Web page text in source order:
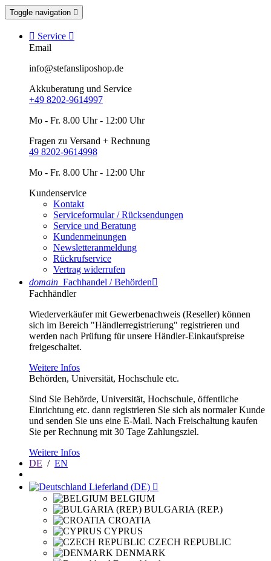
Toggle navigation 
 Service 
Email
info@stefansliposhop.de
Akkuberatung und Service
+49 8202-9614997
Mo - Fr. 8.00 Uhr - 12:00 Uhr
Fragen zu Versand + Rechnung
49 8202-9614998
Mo - Fr. 8.00 Uhr - 12:00 Uhr
Kundenservice
Kontakt
Serviceformular / Rücksendungen
Service und Beratung
Kundenmeinungen
Newsletteranmeldung
Rückrufservice
Vertrag widerrufen
domain Fachhandel / Behörden
Fachhändler
Wiederverkäufer mit Gewerbenachweis (Reseller) können
sich im Bereich "Händlerregistrierung" registrieren und
werden nach Prüfung für unsere Händler-Einkaufspreise
freigeschaltet.
Weitere Infos
Behörden, Universität, Hochschule etc.
Sind Sie Behörde, Universität, Hochschule, öffentliche
Einrichtung etc. dann registrieren Sie sich als normaler Kunde
und senden Sie uns eine E-Mail. Nach Freischaltung kaufen
Sie per Rechnung mit 30 Tage Zahlungsziel.
Weitere Infos
DE / EN
Lieferland (DE) 
BELGIUM
BULGARIA (REP.)
CROATIA
CYPRUS
CZECH REPUBLIC
DENMARK